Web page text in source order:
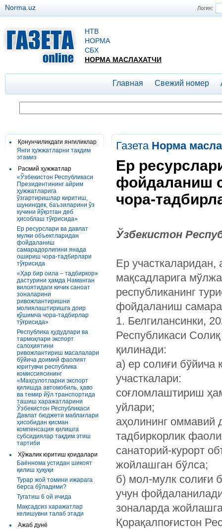
Логин:
Norma.uz
НТВ
НОРМА
СБХ
НОРМА МАСЛАХАТЧИ
Главная Свежий номер
Қонунчиликдаги янгиликлар
Янги ҳужжатларни тақдим
этамиз
Расмий ҳужжатлар
«Ўзбекистон Республикаси
Президентининг айрим
ҳужжатларига
ўзгартиришлар киритиш,
шунингдек, баъзиларини ўз
кучини йўқотган деб
ҳисоблаш тўғрисида»
Ер ресурслари ва давлат
мулки объектларидан
фойдаланиш
самарадорлигини янада
ошириш чора-тадбирлари
тўғрисида
«Ҳар бир оила – тадбиркор»
дастурини ҳамда Наманган
вилоятидаги кичик саноат
зоналарини
ривожлантиришни
молиялаштиришга доир
қўшимча чора-тадбирлар
тўғрисида»
Республика ҳудудлари ва
тармоқлари экспорт
салоҳиятини
ривожлантириш масалалари
бўйича доимий фаолият
юритувчи республика
комиссиясининг
«Маҳсулотларни экспорт
қилишда автомобиль, ҳаво
ва темир йўл транспортида
ташиш харажатларини
Ўзбекистон Республикаси
Давлат бюджети маблағлари
ҳисобидан қисман
компенсация қилишга
субсидиялар тақдим этиш
тартиби
Хўжалик юритиш қоидалари
Баённома устидан шикоят
қилиш ҳуқуқи
Турар жой томини ижарага
берса бўладими?
Тугатиш 6 ой ичида
Мақсадсиз харажатлар
келишувни талаб этади
Ажаб дунё
Газета Норма
Ер
фойдаланиш
чора-
Ўзбекистон
Ер
мақсадларига
республиканинг
фойдаланиш
1. Белгилансинки,
Республикаси
қилинади:
а) ер солиғи бўйича
участкалари:
соғломлаштириш
уйлари;
аҳолининг оммавий
тадбиркорлик
санаторий-курорт
жойлашган бўлса;
б) мол-мулк солиғи
учун
зоналарда
Қорақалпоғистон